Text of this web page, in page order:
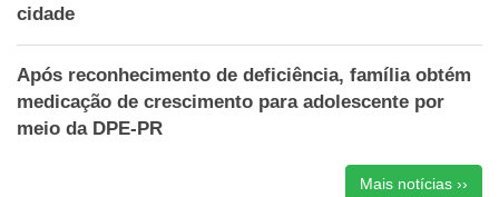
cidade
Após reconhecimento de deficiência, família obtém
medicação de crescimento para adolescente por
meio da DPE-PR
Mais notícias ››